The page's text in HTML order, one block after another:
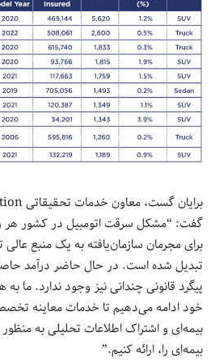
گفت: “مشکل سرقت اتومبیل در کشور هر
برای مجرمان سازمان‌یافته به یک منبع
تبدیل شده است. در حال حاضر درآمد
پیگرد قانونی چندانی نیز وجود ندارد. ما
خود ادامه می‌دهیم تا خدمات معاینه
بیمه‌ای و اشتراک‌ اطلاعات تحلیلی به
بیمه‌ای را، ارائه کنیم.”